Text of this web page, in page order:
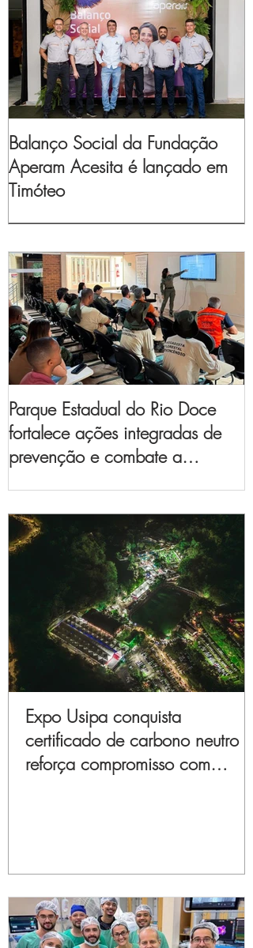
Balanço Social da Fundação
Aperam Acesita é lançado em
Timóteo
Parque Estadual do Rio Doce
fortalece ações integradas de
prevenção e combate a
Expo Usipa conquista
certificado de carbono neutro e
reforça compromisso com